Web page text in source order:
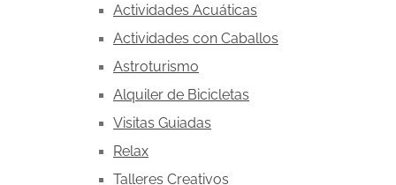
Actividades Acuáticas
Actividades con Caballos
Astroturismo
Alquiler de Bicicletas
Visitas Guiadas
Relax
Talleres Creativos